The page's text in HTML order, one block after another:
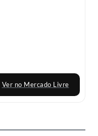
Ver no Mercado Livre